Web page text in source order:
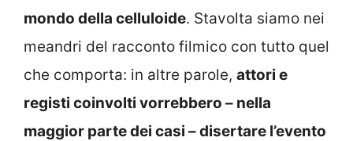
mondo della celluloide. Stavolta siamo nei
meandri del racconto filmico con tutto quel
che comporta: in altre parole, attori e
registi coinvolti vorrebbero – nella
maggior parte dei casi – disertare l’evento